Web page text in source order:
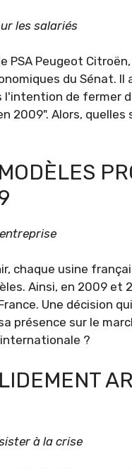
les salariés
PSA Peugeot
du Sénat.
de fermer
2009". Alors,
chaque usine
Ainsi, en 2009 et
Une décision
présence sur le
?
à la crise